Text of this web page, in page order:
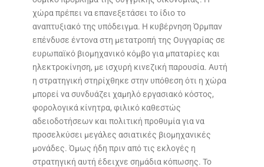
χώρα πρέπει να επανεξετάσει το ίδιο το
αναπτυξιακό της υπόδειγμα. Η κυβέρνηση Όρμπαν
επένδυσε έντονα στη μετατροπή της Ουγγαρίας σε
ευρωπαϊκό βιομηχανικό κόμβο για μπαταρίες και
ηλεκτροκίνηση, με ισχυρή κινεζική παρουσία. Αυτή
η στρατηγική στηρίχθηκε στην υπόθεση ότι η χώρα
μπορεί να συνδυάζει χαμηλό εργασιακό κόστος,
φορολογικά κίνητρα, φιλικό καθεστώς
αδειοδοτήσεων και πολιτική προθυμία για να
προσελκύσει μεγάλες ασιατικές βιομηχανικές
μονάδες. Όμως ήδη πριν από τις εκλογές η
στρατηγική αυτή έδειχνε σημάδια κόπωσης. Το